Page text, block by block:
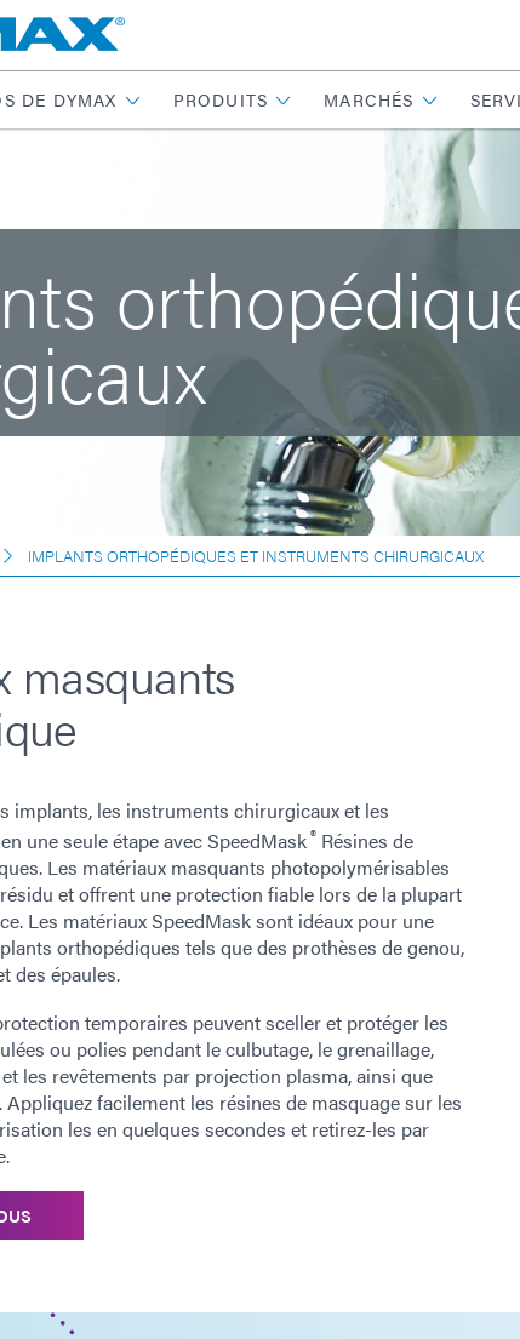
DE DYMAX PRODUITS MARCHÉS
IMPLANTS ORTHOPÉDIQUES ET INSTRUMENTS CHIRURGICAUX
masquants
implants, les instruments chirurgicaux et les
une seule étape avec SpeedMask® Résines de
Les matériaux masquants photopolymérisables
et offrent une protection fiable lors de la plupart
Les matériaux SpeedMask sont idéaux pour une
orthopédiques tels que des prothèses de genou,
des épaules.
temporaires peuvent sceller et protéger les
ou polies pendant le culbutage, le grenaillage,
les revêtements par projection plasma, ainsi que
Appliquez facilement les résines de masquage sur les
les en quelques secondes et retirez-les par